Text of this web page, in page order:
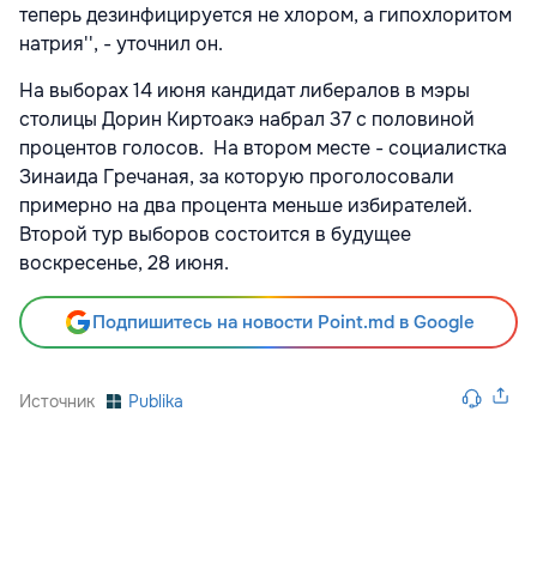
теперь дезинфицируется не хлором, а гипохлоритом
натрия'', - уточнил он.
На выборах 14 июня кандидат либералов в мэры
столицы Дорин Киртоакэ набрал 37 с половиной
процентов голосов. На втором месте - социалистка
Зинаида Гречаная, за которую проголосовали
примерно на два процента меньше избирателей.
Второй тур выборов состоится в будущее
воскресенье, 28 июня.
Подпишитесь на новости Point.md в Google
Источник Publika